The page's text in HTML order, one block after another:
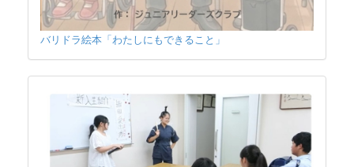
バリドラ絵本「わたしにもできること」